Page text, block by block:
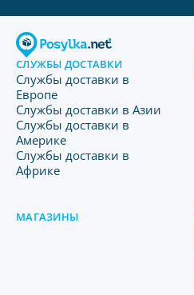
СЛУЖБЫ ДОСТАВКИ
Службы доставки в
Европе
Службы доставки в Азии
Службы доставки в
Америке
Службы доставки в
Африке
МАГАЗИНЫ